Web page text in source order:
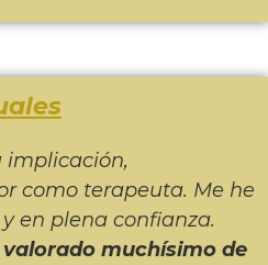
implicación,
como terapeuta. Me he
en plena confianza.
valorado muchísimo de